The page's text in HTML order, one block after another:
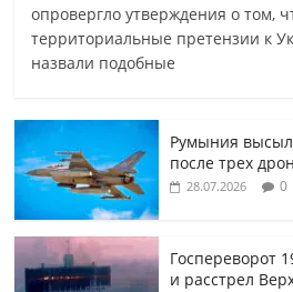
опровергло утверждения о том,
территориальные претензии к
назвали подобные
Румыния
после трех
28.07.2026 0
Госпереворот
и расстрел